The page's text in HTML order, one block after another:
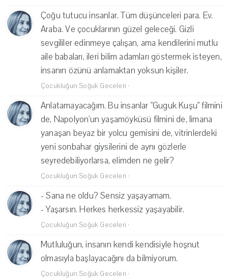
Çoğu tutucu insanlar. Tüm düşünceleri para. Ev.
Araba. Ve çocuklarının güzel geleceği. Gizli
sevgililer edinmeye çalışan, ama kendilerini mutlu
aile babaları, ileri bilim adamları göstermek isteyen,
insanın özünü anlamaktan yoksun kişiler.
Çocukluğun Soğuk Geceleri ·
Anlatamayacağım. Bu insanlar "Guguk Kuşu" filmini
de, Napolyon'un yaşamöyküsü filmini de, limana
yanaşan beyaz bir yolcu gemisini de, vitrinlerdeki
yeni sonbahar giysilerini de aynı gözlerle
seyredebiliyorlarsa, elimden ne gelir?
Çocukluğun Soğuk Geceleri ·
- Sana ne oldu? Sensiz yaşayamam.
- Yaşarsın. Herkes herkessiz yaşayabilir.
Çocukluğun Soğuk Geceleri ·
Mutluluğun, insanın kendi kendisiyle hoşnut
olmasıyla başlayacağını da bilmiyorum.
Çocukluğun Soğuk Geceleri ·